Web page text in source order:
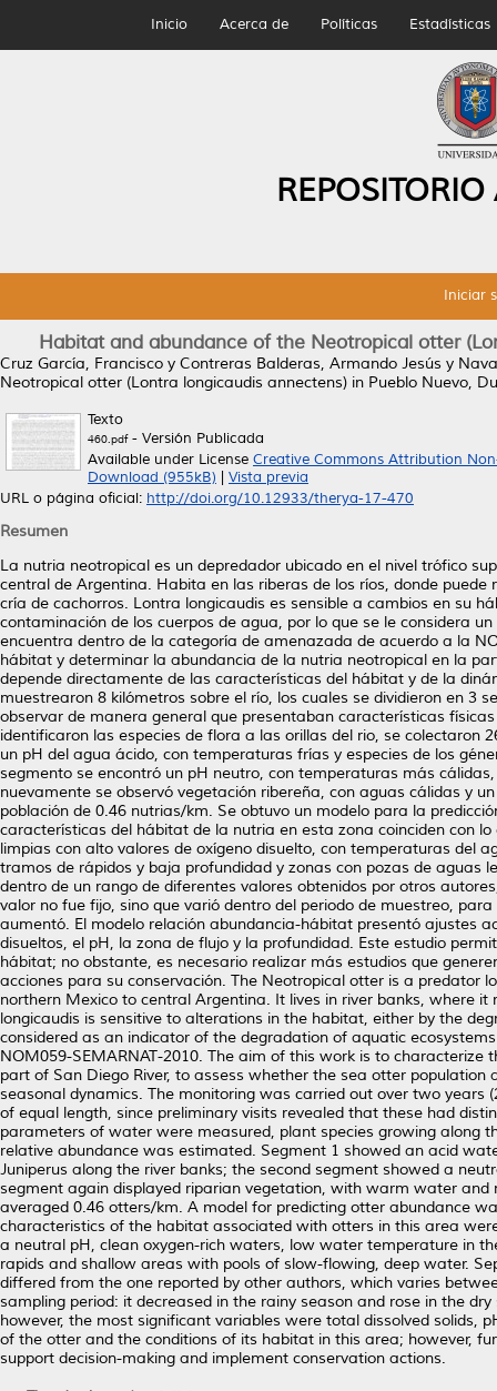
Inicio Acerca de Políticas Estadísticas
Iniciar
Habitat and abundance of the Neotropical otter
Cruz García, Francisco y Contreras Balderas, Armando Jesús y
Neotropical otter (Lontra longicaudis annectens) in Pueblo Nuevo,
Texto
460.pdf- Versión Publicada
Available under License Creative Commons Attribution
Download (955kB)
Vista previa
URL o página oficial: http://doi.org/10.12933/therya-17-470
Resumen
La nutria neotropical es un depredador ubicado en el nivel trófico
central de Argentina. Habita en las riberas de los ríos, donde
cría de cachorros. Lontra longicaudis es sensible a cambios en su
contaminación de los cuerpos de agua, por lo que se le considera
encuentra dentro de la categoría de amenazada de acuerdo a la
hábitat y determinar la abundancia de la nutria neotropical en la
depende directamente de las características del hábitat y de la
muestrearon 8 kilómetros sobre el río, los cuales se dividieron en 3
observar de manera general que presentaban características
identificaron las especies de flora a las orillas del rio, se colectaron
un pH del agua ácido, con temperaturas frías y especies de los
segmento se encontró un pH neutro, con temperaturas más
nuevamente se observó vegetación ribereña, con aguas cálidas y
población de 0.46 nutrias/km. Se obtuvo un modelo para la
características del hábitat de la nutria en esta zona coinciden con
limpias con alto valores de oxígeno disuelto, con temperaturas del
tramos de rápidos y baja profundidad y zonas con pozas de
dentro de un rango de diferentes valores obtenidos por otros
valor no fue fijo, sino que varió dentro del periodo de muestreo,
aumentó. El modelo relación abundancia-hábitat presentó ajustes
disueltos, el pH, la zona de flujo y la profundidad. Este estudio
hábitat; no obstante, es necesario realizar más estudios que
acciones para su conservación. The Neotropical otter is a predator
northern Mexico to central Argentina. It lives in river banks, where
longicaudis is sensitive to alterations in the habitat, either by the
considered as an indicator of the degradation of aquatic
NOM059-SEMARNAT-2010. The aim of this work is to
part of San Diego River, to assess whether the sea otter
seasonal dynamics. The monitoring was carried out over two years
of equal length, since preliminary visits revealed that these had
parameters of water were measured, plant species growing along
relative abundance was estimated. Segment 1 showed an acid
Juniperus along the river banks; the second segment showed a
segment again displayed riparian vegetation, with warm water
averaged 0.46 otters/km. A model for predicting otter abundance
characteristics of the habitat associated with otters in this area
a neutral pH, clean oxygen-rich waters, low water temperature in
rapids and shallow areas with pools of slow-flowing, deep water.
differed from the one reported by other authors, which varies
sampling period: it decreased in the rainy season and rose in the
however, the most significant variables were total dissolved solids,
of the otter and the conditions of its habitat in this area; however,
support decision-making and implement conservation actions.